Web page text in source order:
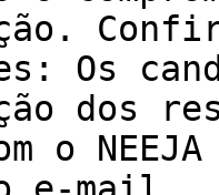
Os
dos
o